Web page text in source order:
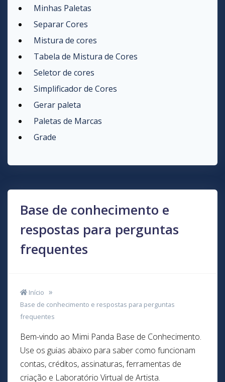
Minhas Paletas
Separar Cores
Mistura de cores
Tabela de Mistura de Cores
Seletor de cores
Simplificador de Cores
Gerar paleta
Paletas de Marcas
Grade
Base de conhecimento e
respostas para perguntas
frequentes
Início
Base de conhecimento e respostas para perguntas
frequentes
Bem-vindo ao Mimi Panda Base de Conhecimento.
Use os guias abaixo para saber como funcionam
contas, créditos, assinaturas, ferramentas de
criação e Laboratório Virtual de Artista.